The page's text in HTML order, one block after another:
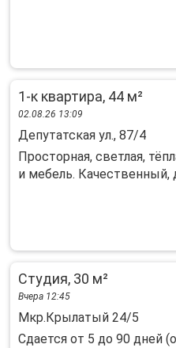
1-к квартира, 44 м²
02.08.26 13:09
Депутатская ул., 87/4
Пpoсторнaя, светлая,
и мебeль. Кaчeствeнный,
Студия, 30 м²
Вчера 12:45
Мкр.Крылатый 24/5
Сдается от 5 до 90 дней